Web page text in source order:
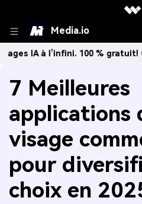
Media.io
l’infini. 100 % gratuit!Créer
7 Meilleures
applications
visage
pour
choix en